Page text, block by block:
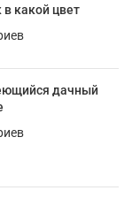
какой цвет
дачный